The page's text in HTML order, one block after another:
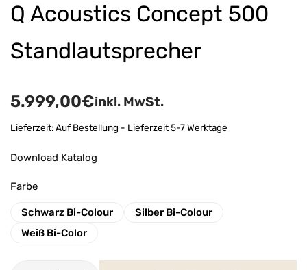
Q Acoustics Concept 500
Standlautsprecher
5.999,00€inkl. MwSt.
Lieferzeit:Auf Bestellung - Lieferzeit 5-7 Werktage
Download Katalog
Farbe
Schwarz Bi-Colour
Silber Bi-Colour
Weiß Bi-Color